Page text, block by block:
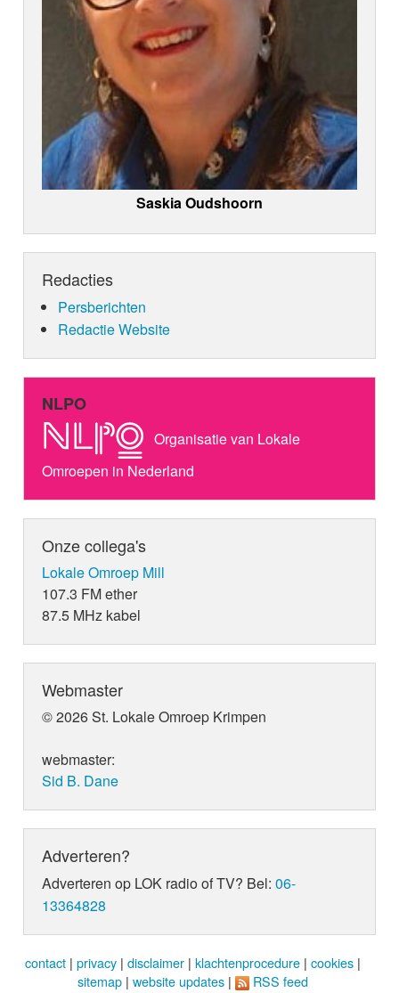
Saskia Oudshoorn
Redacties
Persberichten
Redactie Website
NLPO
Organisatie van Lokale
Omroepen in Nederland
Onze collega's
Lokale Omroep Mill
107.3 FM ether
87.5 MHz kabel
Webmaster
© 2026 St. Lokale Omroep Krimpen
webmaster:
Sid B. Dane
Adverteren?
Adverteren op LOK radio of TV? Bel:06-
13364828
contact | privacy | disclaimer | klachtenprocedure | cookies |
sitemap | website updates | RSS feed